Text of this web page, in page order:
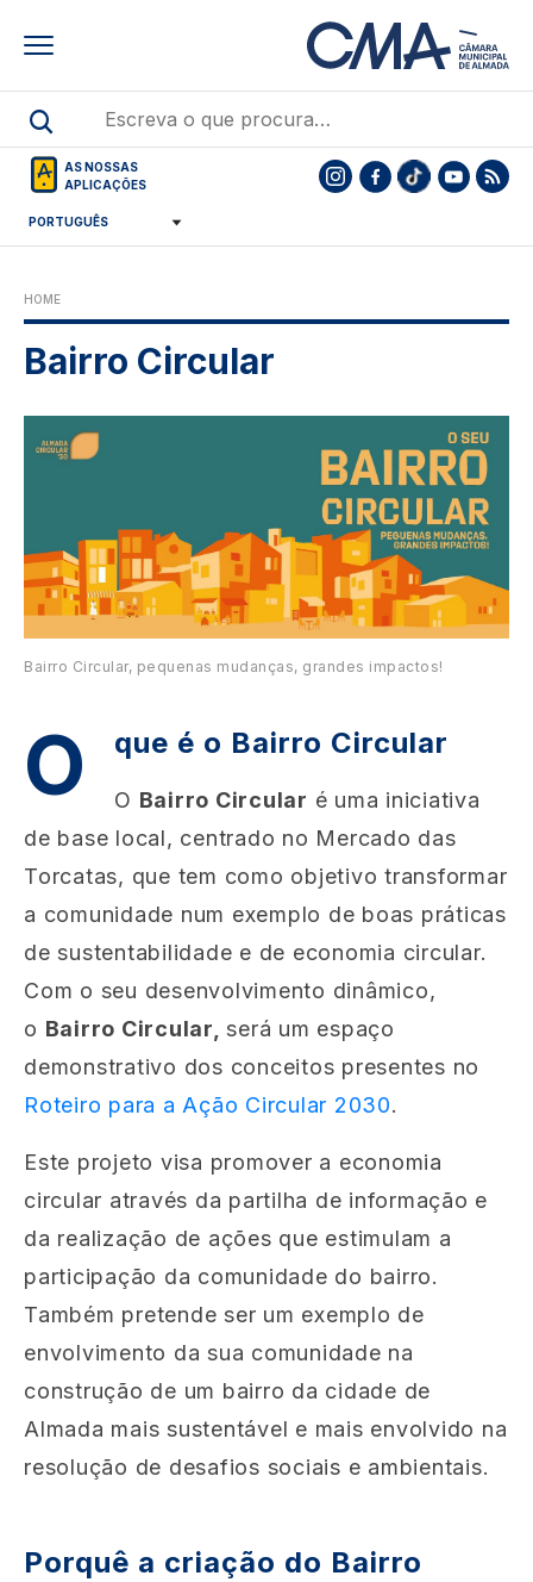
AS NOSSAS
APLICAÇÕES
HOME
Bairro Circular
Bairro Circular, pequenas mudanças, grandes impactos!
O que é o Bairro Circular
O Bairro Circular é uma iniciativa
de base local, centrado no Mercado das
Torcatas, que tem como objetivo transformar
a comunidade num exemplo de boas práticas
de sustentabilidade e de economia circular.
Com o seu desenvolvimento dinâmico,
o Bairro Circular,será um espaço
demonstrativo dos conceitos presentes no
Roteiro para a Ação Circular 2030.
Este projeto visa promover a economia
circular através da partilha de informação e
da realização de ações que estimulam a
participação da comunidade do bairro.
Também pretende ser um exemplo de
envolvimento da sua comunidade na
construção de um bairro da cidade de
Almada mais sustentável e mais envolvido na
resolução de desafios sociais e ambientais.
Porquê a criação do Bairro